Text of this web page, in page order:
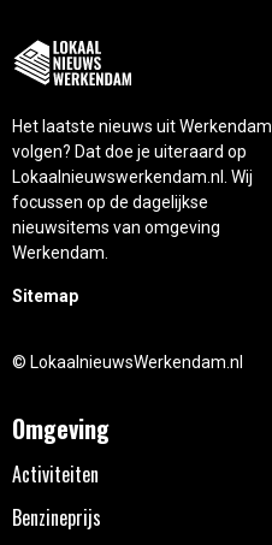
Het laatste nieuws uit Werkendam
volgen? Dat doe je uiteraard op
Lokaalnieuwswerkendam.nl. Wij
focussen op de dagelijkse
nieuwsitems van omgeving
Werkendam.
Sitemap
© LokaalnieuwsWerkendam.nl
Omgeving
Activiteiten
Benzineprijs